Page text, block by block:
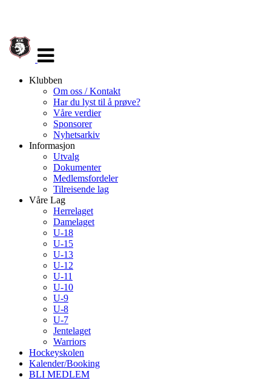
navigasjon
Klubben
Om oss / Kontakt
Har du lyst til å prøve?
Våre verdier
Sponsorer
Nyhetsarkiv
Informasjon
Utvalg
Dokumenter
Medlemsfordeler
Tilreisende lag
Våre Lag
Herrelaget
Damelaget
U-18
U-15
U-13
U-12
U-11
U-10
U-9
U-8
U-7
Jentelaget
Warriors
Hockeyskolen
Kalender/Booking
BLI MEDLEM